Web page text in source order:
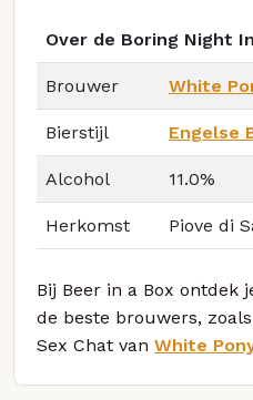
Over de Boring Night
Brouwer White
Bierstijl Engelse
Alcohol 11.0%
Herkomst Piove di
Bij Beer in a Box ontdek
de beste brouwers,
Sex Chat van White